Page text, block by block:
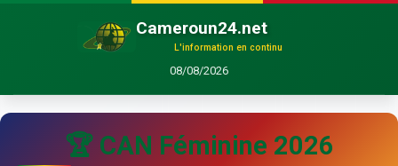
Cameroun24.net
L'information en continu
08/08/2026
🏆 CAN Féminine 2026